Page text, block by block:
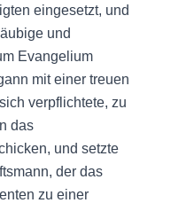
eingesetzt, und
und
Evangelium
mit einer treuen
verpflichtete, zu
das
und setzte
der das
zu einer